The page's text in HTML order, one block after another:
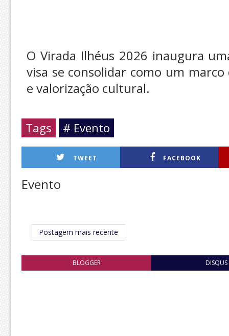
O Virada Ilhéus 2026 inaugura
visa se consolidar como um
e valorização cultural.
Tags # Evento
TWEET FACEBOOK
Evento
Postagem mais recente
BLOGGER DISQUS